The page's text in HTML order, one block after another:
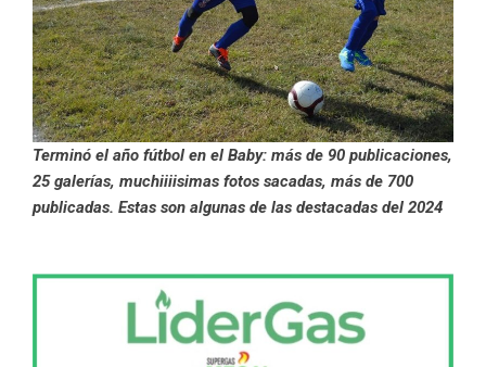
Terminó el año fútbol en el Baby: más de 90 publicaciones,
25 galerías, muchiiiisimas fotos sacadas, más de 700
publicadas. Estas son algunas de las destacadas del 2024